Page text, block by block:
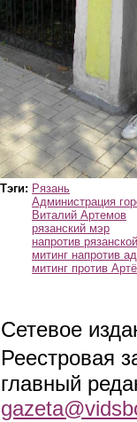
Тэги: Рязань
Администрация
Виталий Артемов
рязанский мэр
напротив
митинг напротив
митинг против
Сетевое
Реестровая
главный